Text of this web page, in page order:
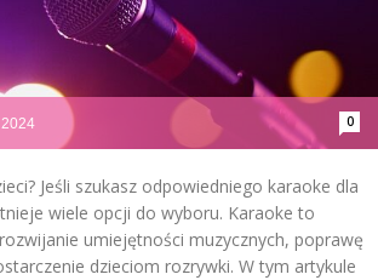
0
Jeśli szukasz odpowiedniego karaoke dla
wiele opcji do wyboru. Karaoke to
umiejętności muzycznych, poprawę
dzieciom rozrywki. W tym artykule